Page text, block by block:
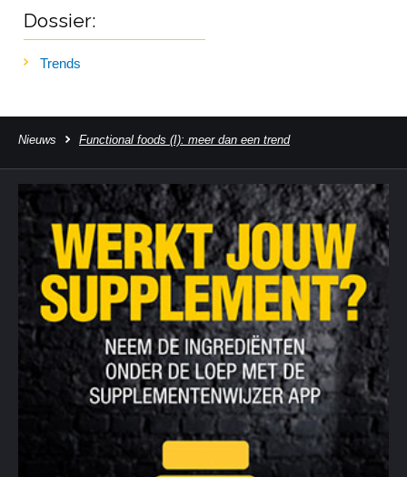
Dossier:
Trends
Nieuws Functional foods (I): meer dan een trend